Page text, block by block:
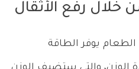
خلال رفع الأثقال
يوفر الطاقة